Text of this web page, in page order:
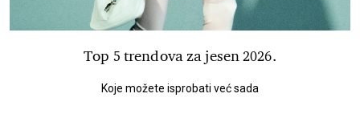
Top 5 trendova za jesen 2026.
Koje možete isprobati već sada